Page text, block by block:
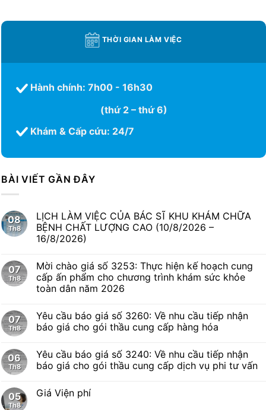
THỜI GIAN LÀM VIỆC
Hành chính: 7h00 - 16h30
(thứ 2 – thứ 6)
Khám & Cấp cứu: 24/7
BÀI VIẾT GẦN ĐÂY
08
Th8
LỊCH LÀM VIỆC CỦA BÁC SĨ KHU KHÁM CHỮA
BỆNH CHẤT LƯỢNG CAO (10/8/2026 –
16/8/2026)
07
Th8
Mời chào giá số 3253: Thực hiện kế hoạch cung
cấp ấn phẩm cho chương trình khám sức khỏe
toàn dân năm 2026
07
Th8
Yêu cầu báo giá số 3260: Về nhu cầu tiếp nhận
báo giá cho gói thầu cung cấp hàng hóa
06
Th8
Yêu cầu báo giá số 3240: Về nhu cầu tiếp nhận
báo giá cho gói thầu cung cấp dịch vụ phi tư vấn
05
Th8
Giá Viện phí